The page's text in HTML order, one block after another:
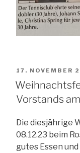
AM
17. NOVEMBER
Vorstands
Die diesjährige
08.12.23 beim
gutes Essen